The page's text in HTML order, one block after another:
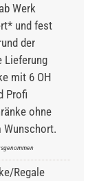
Werk
und fest
der
Lieferung
mit 6 OH
Profi
ohne
Wunschort.
Regale